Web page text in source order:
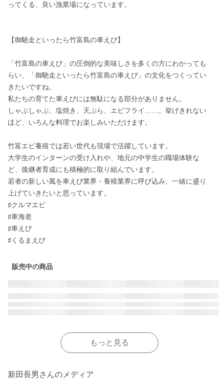
ってくる、良い漁業場になっています。
【御馳走といったら竹富島の車えび】
「竹富島の車えび」の圧倒的な美味しさを多くの方にわかっても
らい、「御馳走といったら竹富島の車えび」の文化をつくってい
きたいですね。
私たちの育てた車えびには無駄になる部分がありません。
しゃぶしゃぶ、塩焼き、天ぷら、エビフライ……。挙げきれない
ほど、いろんな料理でお楽しみいただけます。
竹富エビ養殖では若い世代も現場で活躍しています。
大学生のインターンの受け入れや、地元の中学生の職場体験な
ど、後継者育成にも積極的に取り組んでいます。
若者の新しい風を車えび業界・養殖業界に呼び込み、一緒に盛り
上げていきたいと思っています。
♯クルマエビ
♯車海老
♯車えび
♯くるまえび
販売中の商品
もっと見る
新田長男さんのメディア